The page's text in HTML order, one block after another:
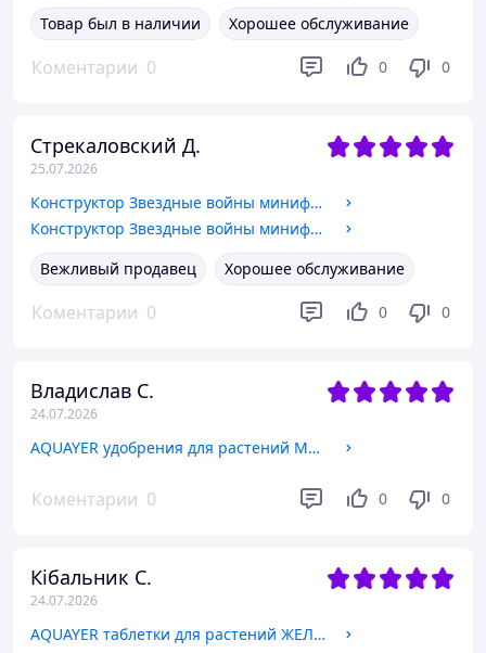
Товар был в наличии
Хорошее обслуживание
Коментарии 0 0 0
Стрекаловский Д.
25.07.2026
Конструктор Звездные войны минифигурка капитан Фазма
Конструктор Звездные войны минифигурка дроид BB-8
Вежливый продавец
Хорошее обслуживание
Коментарии 0 0 0
Владислав С.
24.07.2026
AQUAYER удобрения для растений МИКРО+ 100мл
Коментарии 0 0 0
Кібальник С.
24.07.2026
AQUAYER таблетки для растений ЖЕЛЕЗО+ 60 шт